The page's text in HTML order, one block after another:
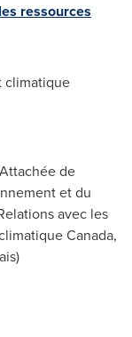
ressources
climatique
de
et du
avec les
Canada,